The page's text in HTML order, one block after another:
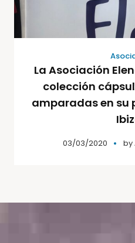
La Asociación
colección
amparadas en su
03/03/2020 by